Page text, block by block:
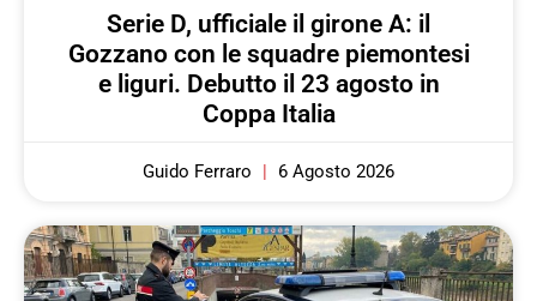
Serie D, ufficiale il girone A: il
Gozzano con le squadre piemontesi
e liguri. Debutto il 23 agosto in
Coppa Italia
Guido Ferraro 6 Agosto 2026